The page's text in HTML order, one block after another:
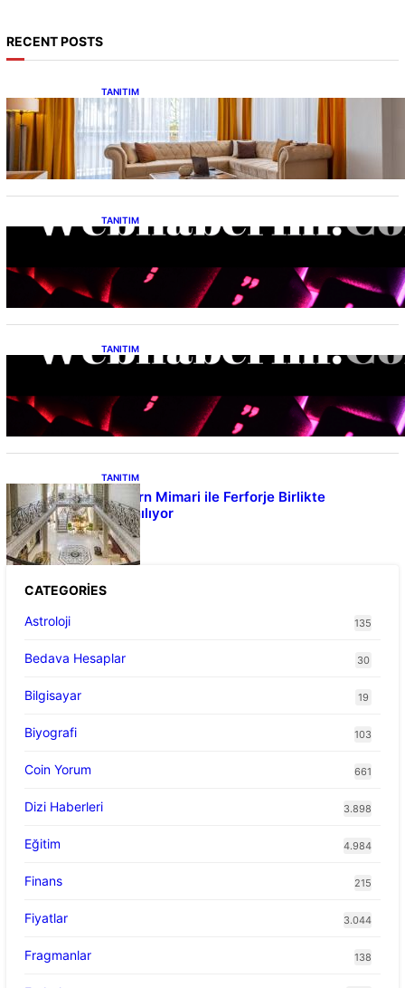
RECENT POSTS
TANITIM
Van Edremit Satılık Daire Rehberi
TANITIM
Etimesgut Zirkonyum Kaplama Hakkında
TANITIM
INVEXEN, Yapay Zeka Entegrasyonu ile
Tanımlıyor
TANITIM
Modern Mimari ile Ferforje Birlikte
Kullanılıyor
CATEGORIES
Astroloji
135
Bedava Hesaplar 30
Bilgisayar 19
Biyografi 103
Coin Yorum 661
Dizi Haberleri 3.898
Eğitim 4.984
Finans 215
Fiyatlar 3.044
Fragmanlar 138